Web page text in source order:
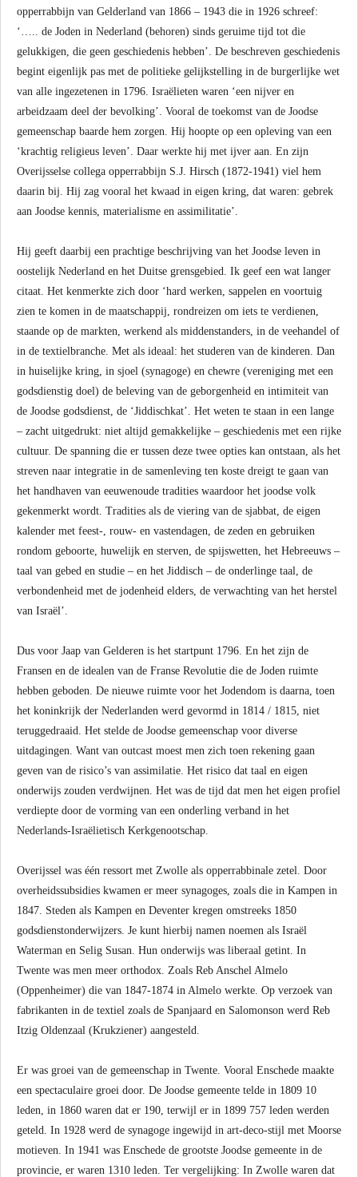
opperrabbijn van Gelderland van 1866 – 1943 die in 1926 schreef:
‘….. de Joden in Nederland (behoren) sinds geruime tijd tot die
gelukkigen, die geen geschiedenis hebben’. De beschreven geschiedenis
begint eigenlijk pas met de politieke gelijkstelling in de burgerlijke wet
van alle ingezetenen in 1796. Israëlieten waren ‘een nijver en
arbeidzaam deel der bevolking’. Vooral de toekomst van de Joodse
gemeenschap baarde hem zorgen. Hij hoopte op een opleving van een
‘krachtig religieus leven’. Daar werkte hij met ijver aan. En zijn
Overijsselse collega opperrabbijn S.J. Hirsch (1872-1941) viel hem
daarin bij. Hij zag vooral het kwaad in eigen kring, dat waren: gebrek
aan Joodse kennis, materialisme en assimilitatie’.
Hij geeft daarbij een prachtige beschrijving van het Joodse leven in
oostelijk Nederland en het Duitse grensgebied. Ik geef een wat langer
citaat. Het kenmerkte zich door ‘hard werken, sappelen en voortuig
zien te komen in de maatschappij, rondreizen om iets te verdienen,
staande op de markten, werkend als middenstanders, in de veehandel of
in de textielbranche. Met als ideaal: het studeren van de kinderen. Dan
in huiselijke kring, in sjoel (synagoge) en chewre (vereniging met een
godsdienstig doel) de beleving van de geborgenheid en intimiteit van
de Joodse godsdienst, de ‘Jiddischkat’. Het weten te staan in een lange
– zacht uitgedrukt: niet altijd gemakkelijke – geschiedenis met een rijke
cultuur. De spanning die er tussen deze twee opties kan ontstaan, als het
streven naar integratie in de samenleving ten koste dreigt te gaan van
het handhaven van eeuwenoude tradities waardoor het joodse volk
gekenmerkt wordt. Tradities als de viering van de sjabbat, de eigen
kalender met feest-, rouw- en vastendagen, de zeden en gebruiken
rondom geboorte, huwelijk en sterven, de spijswetten, het Hebreeuws –
taal van gebed en studie – en het Jiddisch – de onderlinge taal, de
verbondenheid met de jodenheid elders, de verwachting van het herstel
van Israël’.
Dus voor Jaap van Gelderen is het startpunt 1796. En het zijn de
Fransen en de idealen van de Franse Revolutie die de Joden ruimte
hebben geboden. De nieuwe ruimte voor het Jodendom is daarna, toen
het koninkrijk der Nederlanden werd gevormd in 1814 / 1815, niet
teruggedraaid. Het stelde de Joodse gemeenschap voor diverse
uitdagingen. Want van outcast moest men zich toen rekening gaan
geven van de risico’s van assimilatie. Het risico dat taal en eigen
onderwijs zouden verdwijnen. Het was de tijd dat men het eigen profiel
verdiepte door de vorming van een onderling verband in het
Nederlands-Israëlietisch Kerkgenootschap.
Overijssel was één ressort met Zwolle als opperrabbinale zetel. Door
overheidssubsidies kwamen er meer synagoges, zoals die in Kampen in
1847. Steden als Kampen en Deventer kregen omstreeks 1850
godsdienstonderwijzers. Je kunt hierbij namen noemen als Israël
Waterman en Selig Susan. Hun onderwijs was liberaal getint. In
Twente was men meer orthodox. Zoals Reb Anschel Almelo
(Oppenheimer) die van 1847-1874 in Almelo werkte. Op verzoek van
fabrikanten in de textiel zoals de Spanjaard en Salomonson werd Reb
Itzig Oldenzaal (Krukziener) aangesteld.
Er was groei van de gemeenschap in Twente. Vooral Enschede maakte
een spectaculaire groei door. De Joodse gemeente telde in 1809 10
leden, in 1860 waren dat er 190, terwijl er in 1899 757 leden werden
geteld. In 1928 werd de synagoge ingewijd in art-deco-stijl met Moorse
motieven. In 1941 was Enschede de grootste Joodse gemeente in de
provincie, er waren 1310 leden. Ter vergelijking: In Zwolle waren dat